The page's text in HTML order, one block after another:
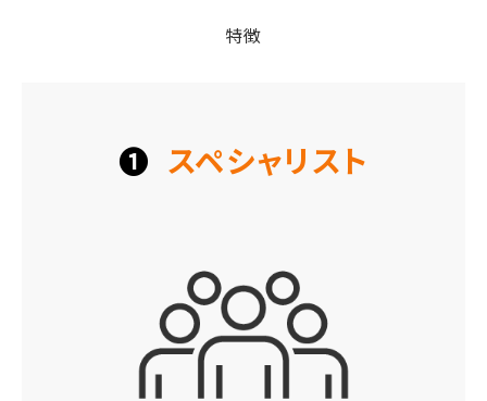
特徴
❶ スペシャリスト